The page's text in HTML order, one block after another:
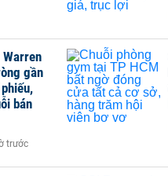
Warren
gần
bán
trước